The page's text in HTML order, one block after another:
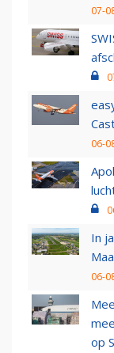
07-
06-
In
06-
op